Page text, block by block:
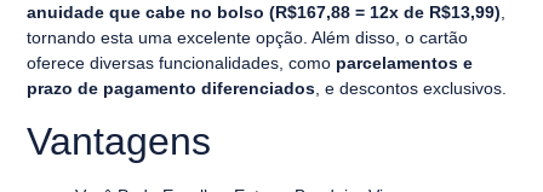
anuidade que cabe no bolso (R$167,88 = 12x de R$13,99)
tornando esta uma excelente opção. Além disso, o cartão
oferece diversas funcionalidades, como parcelamentos e
prazo de pagamento diferenciados , edescontos exclusivos
Vantagens